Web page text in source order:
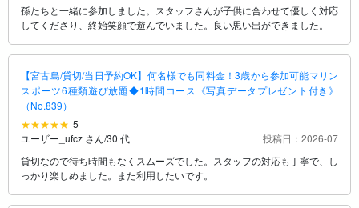
孫たちと一緒に参加しました。スタッフさんが子供に合わせて優しく対応
してくださり、終始笑顔で遊んでいました。良い思い出ができました。
【宮古島/貸切/当日予約OK】何名様でも同料金！3歳から参加可能マリン
スポーツ6種類遊び放題◆1時間コース《写真データプレゼント付き》
（No.839）
5
ユーザー_ufcz さん/30 代
投稿日：2026-07
貸切なので待ち時間もなくスムーズでした。スタッフの対応も丁寧で、し
っかり楽しめました。また利用したいです。